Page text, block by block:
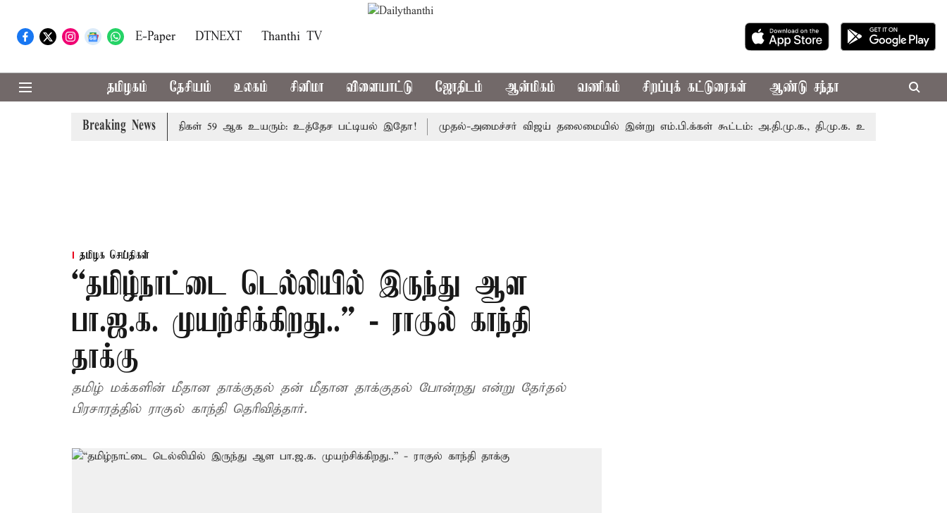
E-Paper DTNEXT Thanthi TV
தமிழகம் தேசியம் உலகம் சினிமா விளையாட்டு ஜோதிடம் ஆன்மிகம் வணிகம் சிறப்புக் கட்டுரைகள் ஆண்டு சந்தா
Breaking News
தமிழக மக்களவை தொகுதிகள் 59 ஆக உயரும்: உத்தேச பட்டியல் இதோ! முதல்-அமைச்சர் விஜய் தலைமையில் இன்று எம்.பி.க்கள் கூட்டம்: அ.தி.மு.க., தி.மு.க. உள்ளிட்ட எதிர்க்கட்சிகள்
தமிழக செய்திகள்
“தமிழ்நாட்டை டெல்லியில் இருந்து ஆள
பா.ஜ.க. முயற்சிக்கிறது..” - ராகுல் காந்தி
தாக்கு
தமிழ் மக்களின் மீதான தாக்குதல் தன் மீதான தாக்குதல் போன்றது என்று தேர்தல்
பிரசாரத்தில் ராகுல் காந்தி தெரிவித்தார்.